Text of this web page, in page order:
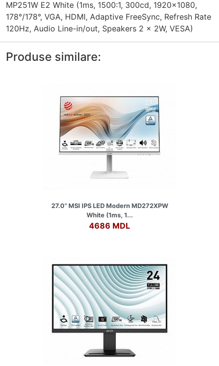
MP251W E2 White (1ms, 1500:1, 300cd, 1920x1080,
178°/178°, VGA, HDMI, Adaptive FreeSync, Refresh Rate
120Hz, Audio Line-in/out, Speakers 2 x 2W, VESA)
Produse similare:
27.0” MSI IPS LED Modern MD272XPW
White (1ms, 1...
4686 MDL